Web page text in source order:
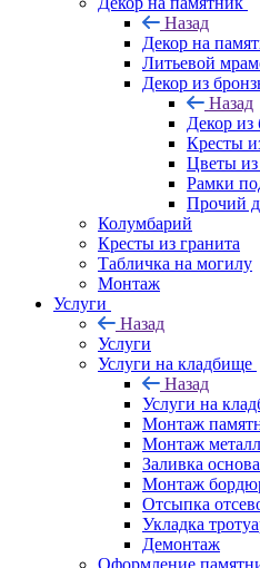
Назад
Декор на
Литьевой
Декор из
Назад
Декор из
Кресты
Цветы
Рамки
Прочий
Колумбарий
Кресты из гранита
Табличка на могилу
Монтаж
Услуги
Назад
Услуги
Услуги на кладбище
Назад
Услуги на
Монтаж
Монтаж
Заливка
Монтаж
Отсыпка
Укладка
Демонтаж
Оформление